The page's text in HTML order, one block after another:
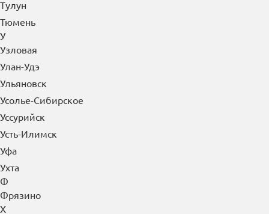
Тулун
Тюмень
У
Узловая
Улан-Удэ
Ульяновск
Усолье-Сибирское
Уссурийск
Усть-Илимск
Уфа
Ухта
Ф
Фрязино
Х